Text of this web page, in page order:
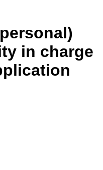
in charge